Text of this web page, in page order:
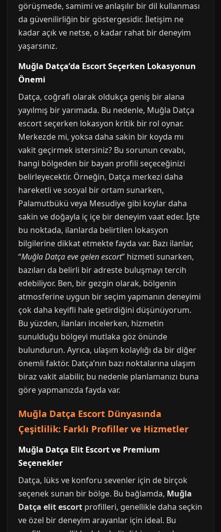
görüşmede, samimi ve anlaşılır bir dil kullanması
da güvenilirliğin bir göstergesidir. İletişim ne
kadar açık ve netse, o kadar rahat bir deneyim
yaşarsınız.
Muğla Datça’da Escort Seçerken Lokasyonun
Önemi
Datça, coğrafi olarak oldukça geniş bir alana
yayılmış bir yarımada. Bu nedenle, Muğla Datça
escort seçerken lokasyon kritik bir rol oynar.
Merkezde mi, yoksa daha sakin bir koyda mı
vakit geçirmek istersiniz? Bu sorunun cevabı,
hangi bölgeden bir bayan profili seçeceğinizi
belirleyecektir. Örneğin, Datça merkezi daha
hareketli ve sosyal bir ortam sunarken,
Palamutbükü veya Mesudiye gibi koylar daha
sakin ve doğayla iç içe bir deneyim vaat eder. İşte
bu noktada, ilanlarda belirtilen lokasyon
bilgilerine dikkat etmekte fayda var. Bazı ilanlar,
“Muğla Datça eve gelen escort” hizmeti sunarken,
bazıları da belirli bir adreste buluşmayı tercih
edebiliyor. Ben, bir gezgin olarak, bölgenin
atmosferine uygun bir seçim yapmanın deneyimi
çok daha keyifli hale getirdiğini düşünüyorum.
Bu yüzden, ilanları incelerken, hizmetin
sunulduğu bölgeyi mutlaka göz önünde
bulundurun. Ayrıca, ulaşım kolaylığı da bir diğer
önemli faktör. Datça’nın bazı noktalarına ulaşım
biraz vakit alabilir, bu nedenle planlamanızı buna
göre yapmanızda fayda var.
Muğla Datça Escort Dünyasında
Çeşitlilik: Farklı Profiller ve Hizmetler
Muğla Datça Elit Escort ve Premium
Seçenekler
Datça, lüks ve konforu sevenler için de birçok
seçenek sunan bir bölge. Bu bağlamda, Muğla
Datça elit escort profilleri, genellikle daha seçkin
ve özel bir deneyim arayanlar için ideal. Bu